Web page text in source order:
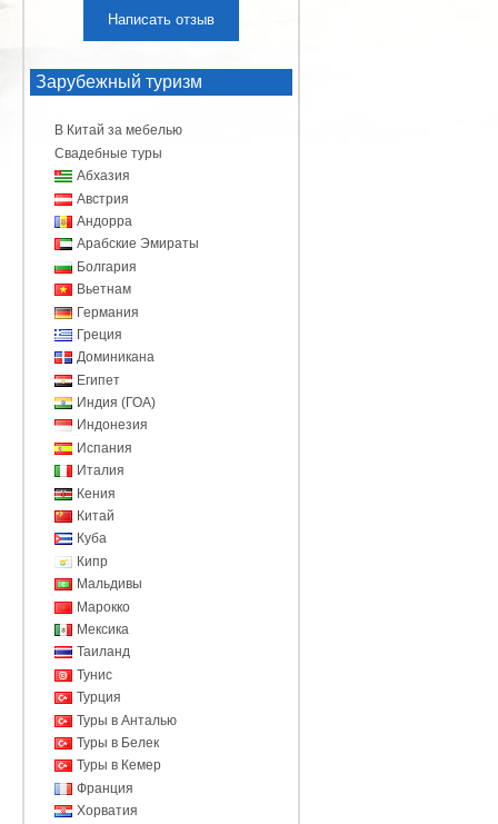
Написать отзыв
Зарубежный туризм
В Китай за мебелью
Свадебные туры
Абхазия
Австрия
Андорра
Арабские Эмираты
Болгария
Вьетнам
Германия
Греция
Доминикана
Египет
Индия (ГОА)
Индонезия
Испания
Италия
Кения
Китай
Куба
Кипр
Мальдивы
Марокко
Мексика
Таиланд
Тунис
Турция
Туры в Анталью
Туры в Белек
Туры в Кемер
Франция
Хорватия